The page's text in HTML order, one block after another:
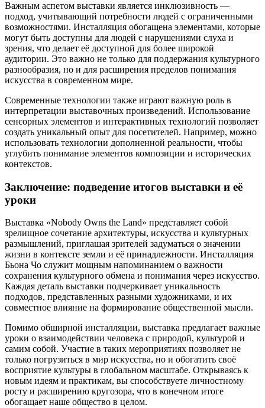
Важным аспетом выставки является инклюзивность —
подход, учитывающий потребности людей с ограниченными
возможностями. Инсталляция обогащена элементами, которые
могут быть доступны для людей с нарушениями слуха и
зрения, что делает её доступной для более широкой
аудитории. Это важно не только для поддержания культурного
разнообразия, но и для расширения пределов понимания
искусства в современном мире.
Современные технологии также играют важную роль в
интерпретации выставочных произведений. Использование
сенсорных элементов и интерактивных технологий позволяет
создать уникальный опыт для посетителей. Например, можно
использовать технологии дополненной реальности, чтобы
углубить понимание элементов композиции и исторических
контекстов.
Заключение: подведение итогов выставки и её
уроки
Выставка «Nobody Owns the Land» представляет собой
зрелищное сочетание архитектуры, искусства и культурных
размышлений, приглашая зрителей задуматься о значении
жизни в контексте земли и её принадлежности. Инсталляция
Бьона Чо служит мощным напоминанием о важности
сохранения культурного обмена и понимания через искусство.
Каждая деталь выставки подчеркивает уникальность
подходов, представленных разными художниками, и их
совместное влияние на формирование общественной мысли.
Помимо обширной инсталляции, выставка предлагает важные
уроки о взаимодействии человека с природой, культурой и
самим собой. Участие в таких мероприятиях позволяет не
только погрузиться в мир искусства, но и обогатить своё
восприятие культуры в глобальном масштабе. Открываясь к
новым идеям и практикам, вы способствуете личностному
росту и расширению кругозора, что в конечном итоге
обогащает наше общество в целом.